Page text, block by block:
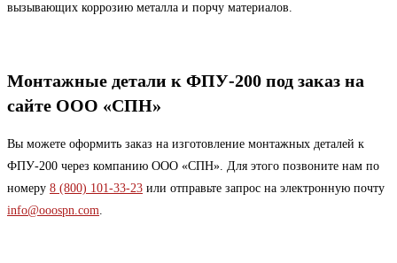
вызывающих коррозию металла и порчу материалов.
Монтажные детали к ФПУ-200 под заказ на
сайте ООО «СПН»
Вы можете оформить заказ на изготовление монтажных деталей к
ФПУ-200 через компанию ООО «СПН». Для этого позвоните нам по
номеру 8 (800) 101-33-23
info@ooospn.com